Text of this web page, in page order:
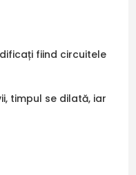
fiind circuitele
timpul se dilată, iar